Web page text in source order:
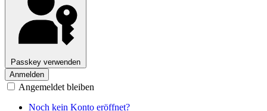
Passkey verwenden
Anmelden
Angemeldet bleiben
Noch kein Konto eröffnet?